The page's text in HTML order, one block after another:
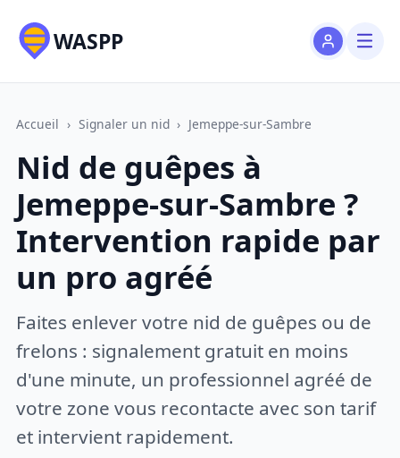
WASPP
Accueil › Signaler un nid › Jemeppe-sur-Sambre
Nid de guêpes à
Jemeppe-sur-Sambre ?
Intervention rapide par
un pro agréé
Faites enlever votre nid de guêpes ou de
frelons : signalement gratuit en moins
d'une minute, un professionnel agréé de
votre zone vous recontacte avec son tarif
et intervient rapidement.